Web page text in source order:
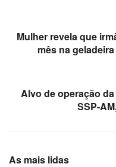
Mulher revela que
mês na
Alvo de operação
SSP-
As mais lidas